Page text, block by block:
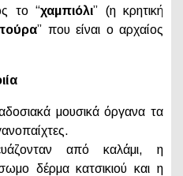
το “χαμπιόλι” (η κρητική
” που είναι ο αρχαίος
μουσικά όργανα τα
από καλάμι, η
δέρμα κατσικιού και η